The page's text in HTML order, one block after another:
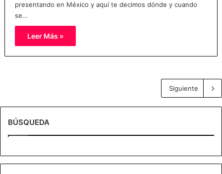
presentando en México y aquí te decimos dónde y cuando
se…
Leer Más »
Siguiente
BÚSQUEDA